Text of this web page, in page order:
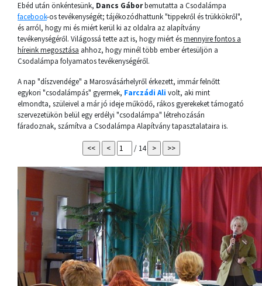
Ebéd után önkéntesünk, Dancs Gáborbemutatta a Csodalámpa
facebook-os tevékenységét; tájékozódhattunk "tippekről és trükkökről",
és arról, hogy mi és miért kerül ki az oldalra az alapítvány
tevékenységéről. Világossá tette azt is, hogy miért ésmennyire fontos a
híreink megosztása ahhoz, hogy minél több ember értesüljön a
Csodalámpa folyamatos tevékenységéről.
A nap "díszvendége" a Marosvásárhelyről érkezett, immár felnőtt
egykori "csodalámpás" gyermek, Farczádi Ali volt, aki mint
elmondta, szüleivel a már jó ideje működő, rákos gyerekeket támogató
szervezetükön belül egy erdélyi "csodalámpa" létrehozásán
fáradoznak, számítva a Csodalámpa Alapítvány tapasztalataira is.
/ 14